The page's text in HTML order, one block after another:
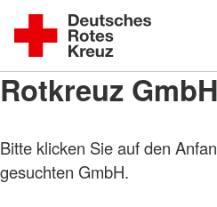
Rotkreuz
Bitte klicken Sie auf den
gesuchten GmbH.